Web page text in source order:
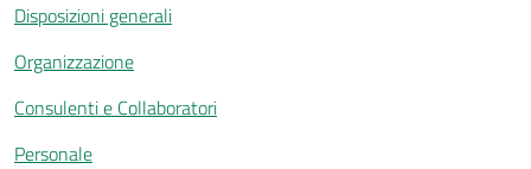
Disposizioni generali
Organizzazione
Consulenti e Collaboratori
Personale